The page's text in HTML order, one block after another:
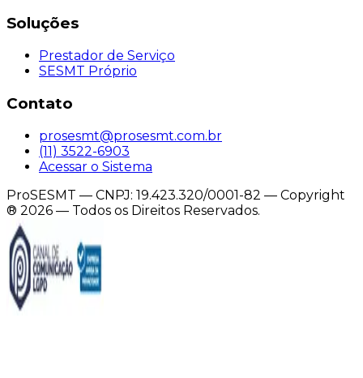
Soluções
Prestador de Serviço
SESMT Próprio
Contato
prosesmt@prosesmt.com.br
(11) 3522-6903
Acessar o Sistema
ProSESMT — CNPJ: 19.423.320/0001-82 — Copyright
® 2026 — Todos os Direitos Reservados.